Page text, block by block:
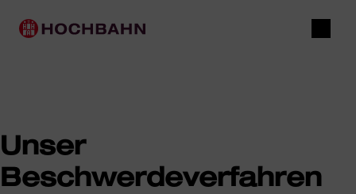
Hauptnavigation
Unser
Beschwerdeverfahren